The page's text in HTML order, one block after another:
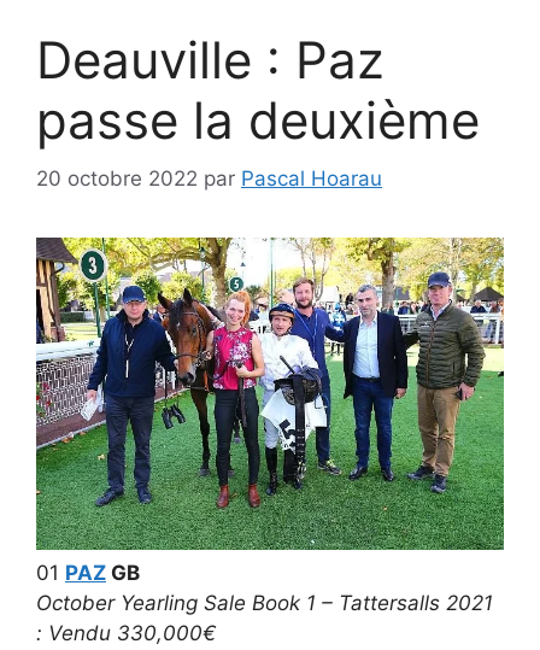
Deauville : Paz
passe la deuxième
20 octobre 2022 par Pascal Hoarau
01 PAZ GB
October Yearling Sale Book 1 – Tattersalls 2021
: Vendu 330,000€